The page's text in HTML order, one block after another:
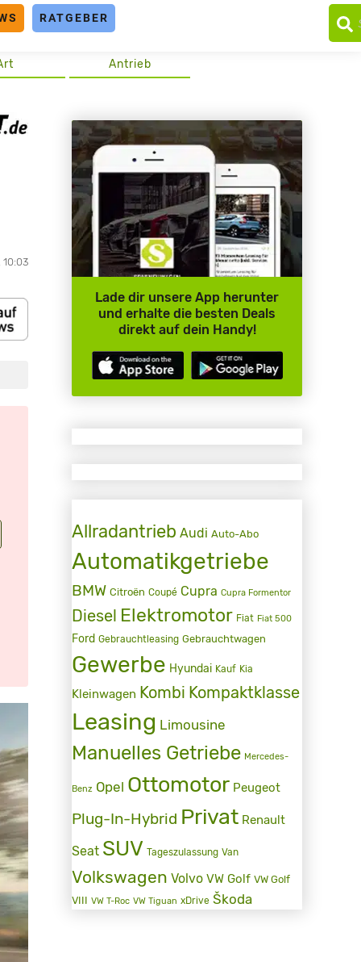
RATGEBER
Antrieb
10:03
Lade dir unsere App herunter
und erhalte die besten Deals
direkt auf dein Handy!
Allradantrieb Audi Auto-Abo
Automatikgetriebe
BMW Citroën Coupé Cupra Cupra Formentor
Diesel Elektromotor Fiat Fiat 500
Ford Gebrauchtleasing Gebrauchtwagen
Gewerbe Hyundai Kauf Kia
Kleinwagen Kombi Kompaktklasse
Leasing Limousine
Manuelles Getriebe Mercedes-
Benz Opel Ottomotor Peugeot
Plug-In-Hybrid Privat Renault
Seat SUV Tageszulassung Van
Volkswagen Volvo VW Golf VW Golf
VIII VW T-Roc VW Tiguan xDrive Škoda